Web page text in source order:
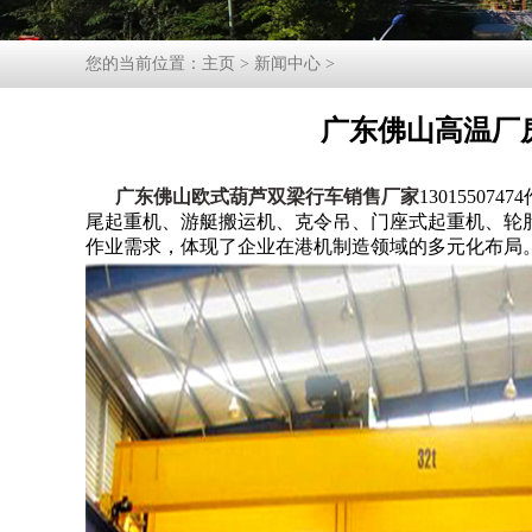
您的当前位置： 主页 > 新闻中心 >
广东佛山高温厂
广东佛山欧式葫芦双梁行车销售厂家
尾起重机、游艇搬运机、克令吊、门座式起重机、
作业需求，体现了企业在港机制造领域的多元化布局